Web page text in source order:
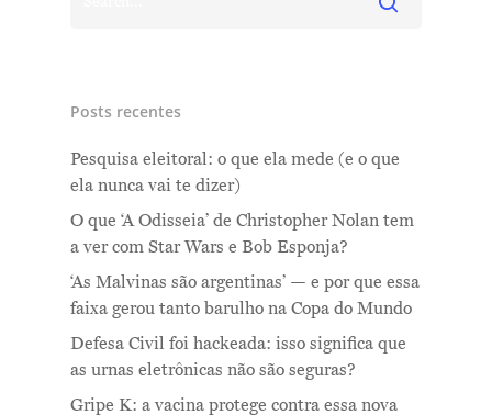
Posts recentes
Pesquisa eleitoral: o que ela mede (e o que
ela nunca vai te dizer)
O que ‘A Odisseia’ de Christopher Nolan tem
a ver com Star Wars e Bob Esponja?
‘As Malvinas são argentinas’ — e por que essa
faixa gerou tanto barulho na Copa do Mundo
Defesa Civil foi hackeada: isso significa que
as urnas eletrônicas não são seguras?
Gripe K: a vacina protege contra essa nova